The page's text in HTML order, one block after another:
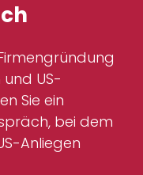
US-
Sie ein
bei dem
Anliegen